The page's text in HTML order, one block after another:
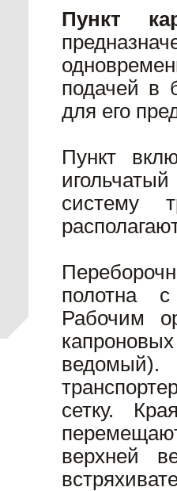
Пункт
подачей в
для его
Пункт
систему
полотна с
Рабочим
ведомый).
сетку.
верхней